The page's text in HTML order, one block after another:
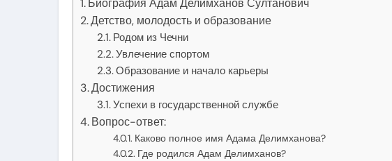
Детство, молодость и образование
Родом из Чечни
Увлечение спортом
Образование и начало карьеры
Достижения
Успехи в государственной службе
Вопрос-ответ:
Каково полное имя Адама Делимханова?
Где родился Адам Делимханов?